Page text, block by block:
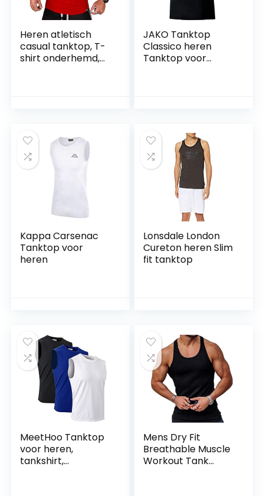
Heren atletisch
casual tanktop, T-
shirt onderhemd,
JAKO Tanktop
Classico heren
Tanktop voor
Kappa Carsenac
Tanktop voor
heren
Lonsdale London
Cureton heren Slim
fit tanktop
MeetHoo Tanktop
voor heren,
tankshirt,
Mens Dry Fit
Breathable Muscle
Workout Tank